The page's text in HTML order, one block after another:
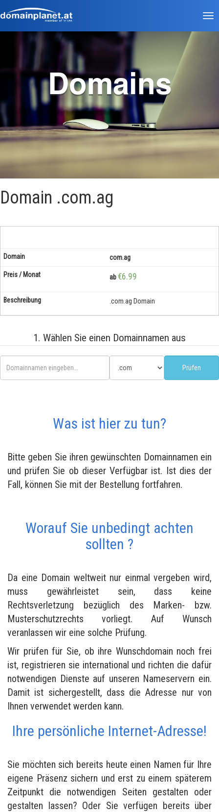
Domains
Domain .com.ag
com.ag
ab€6.99
.com.ag Domain
1. Wählen Sie einen Domainnamen aus
Was ist hier zu tun?
Bitte geben Sie ihren gewünschten Domainnamen ein
und prüfen Sie ob dieser Verfügbar ist. Ist dies der
Fall, können Sie mit der Bestellung fortfahren.
Worauf Sie unbedingt achten
sollten ?
Da eine Domain weltweit nur einmal vergeben wird,
muss gewährleistet sein, dass keine
Rechtsverletzung bezüglich des Marken- bzw.
Musterschutzrechts vorliegt. Auf Wunsch
veranlassen wir eine solche Prüfung.
Wir prüfen für Sie, ob ihre Wunschdomain noch frei
ist, registrieren sie international und richten die dafür
notwendigen Dienste auf unseren Nameservern ein.
Damit ist sichergestellt, dass die Adresse nur von
Ihnen verwendet werden kann.
Ihre persönliche Internet-Adresse!
Sie möchten sich bereits heute einen Namen für Ihre
eigene Präsenz sichern und erst zu einem späterem
Zeitpunkt die notwendigen Seiten gestalten oder
gestalten lassen? Oder Sie verfügen bereits über